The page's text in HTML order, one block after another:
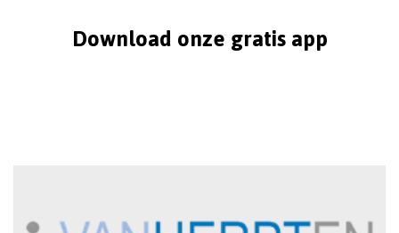
Download onze gratis app